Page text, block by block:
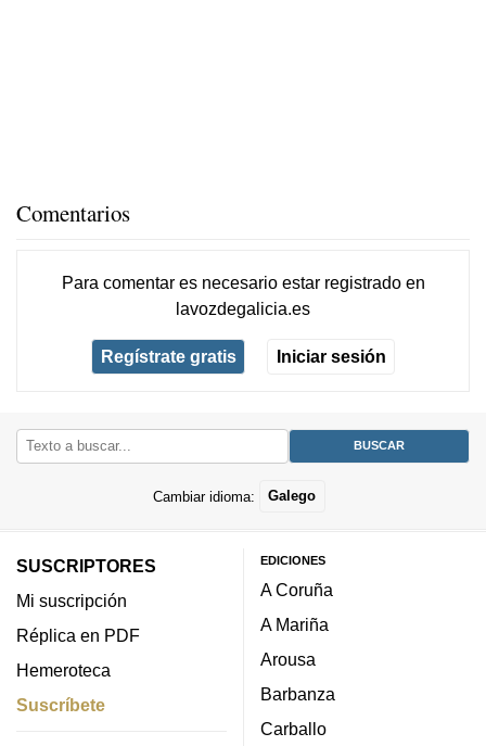
Comentarios
Para comentar es necesario estar registradoen
lavozdegalicia.es
Regístrate gratis Iniciar sesión
Cambiar idioma: Galego
SUSCRIPTORES
Mi suscripción
Réplica en PDF
Hemeroteca
Suscríbete
EDICIONES
A Coruña
A Mariña
Arousa
Barbanza
Carballo